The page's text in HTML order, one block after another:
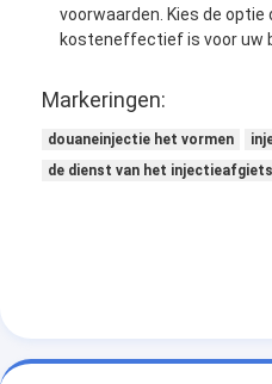
voorwaarden. Kies de
kosteneffectief is voor uw
Markeringen:
douaneinjectie het vormen
de dienst van het